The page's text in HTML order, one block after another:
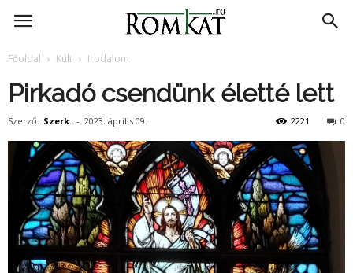
RomKat.ro
Főoldal Kult Irodalom
Pirkadó csendünk életté lett
Szerző: Szerk. - 2023. április 09. 0
2221